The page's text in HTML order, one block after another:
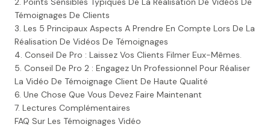
Témoignages De Clients
3. Les 5 Principaux Aspects A Prendre En Compte Lors De La
Réalisation De Vidéos De Témoignages
4. Conseil De Pro : Laissez Vos Clients Filmer Eux-Mêmes.
5. Conseil De Pro 2 : Engagez Un Professionnel Pour Réaliser
La Vidéo De Témoignage Client De Haute Qualité
6. Une Chose Que Vous Devez Faire Maintenant
7. Lectures Complémentaires
FAQ Sur Les Témoignages Vidéo